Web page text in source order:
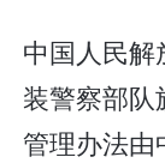
中国人民
装警察部
管理办法由